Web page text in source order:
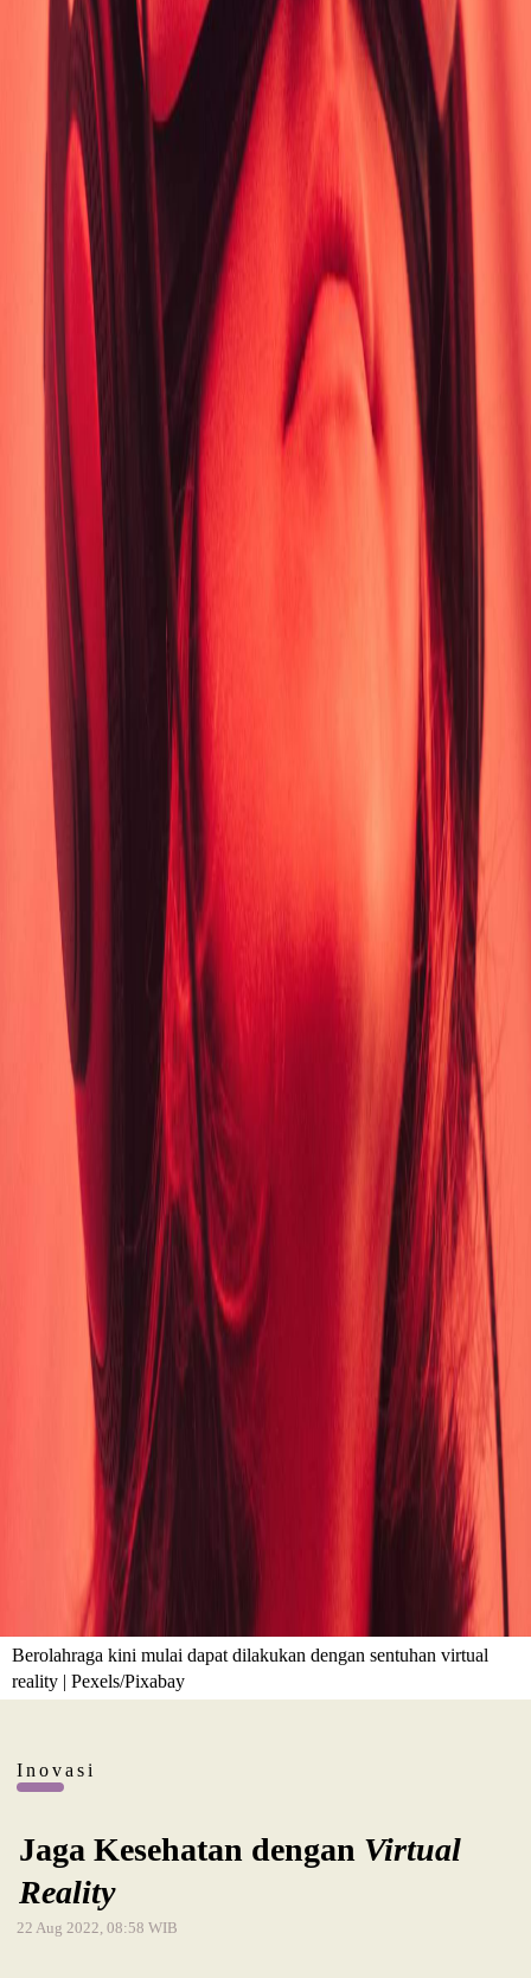
Berolahraga kini mulai dapat dilakukan dengan sentuhan virtual
reality | Pexels/Pixabay
Inovasi
Jaga Kesehatan dengan Virtual
Reality
22 Aug 2022, 08:58 WIB